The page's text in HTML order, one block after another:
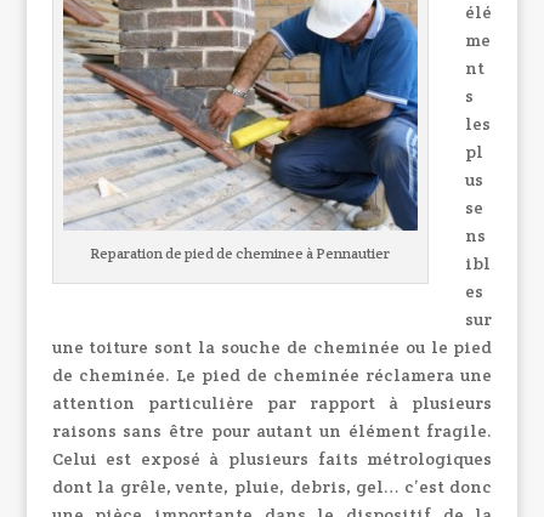
Reparation de pied de cheminee à Pennautier
élé
me
nt
s
les
pl
us
se
ns
ibl
es
sur
une toiture sont la souche de cheminée ou le pied
de cheminée. Le pied de cheminée réclamera une
attention particulière par rapport à plusieurs
raisons sans être pour autant un élément fragile.
Celui est exposé à plusieurs faits métrologiques
dont la grêle, vente, pluie, debris, gel… c’est donc